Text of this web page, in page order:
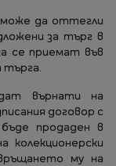
може да оттегли
за търг в
се приемат във
търга.
върнати на
договор с
продаден в
колекционерски
му на